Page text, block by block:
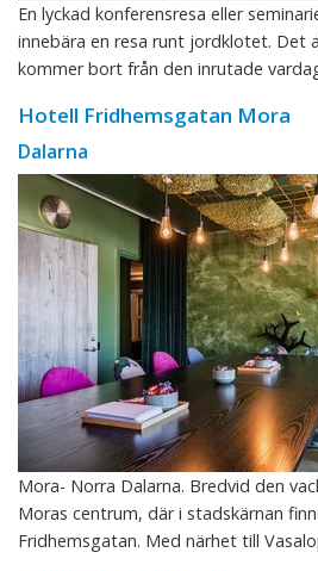
En lyckad konferensresa eller
innebära en resa runt jordklotet. Det
kommer bort från den inrutade
Hotell Fridhemsgatan Mora
Dalarna
Mora- Norra Dalarna. Bredvid den
Moras centrum, där i stadskärnan
Fridhemsgatan. Med närhet till